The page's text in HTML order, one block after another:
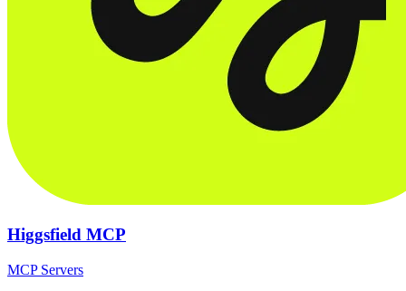
Higgsfield MCP
MCP Servers